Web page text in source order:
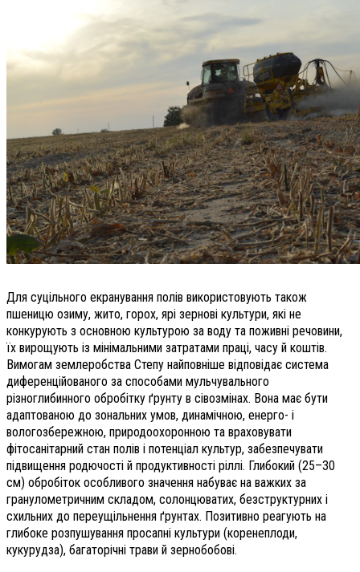
Для суцільного екранування полів використовують також
пшеницю озиму, жито, горох, ярі зернові культури, які не
конкурують з основною культурою за воду та поживні речовини,
їх вирощують із мінімальними затратами праці, часу й коштів.
Вимогам землеробства Степу найповніше відповідає система
диференційованого за способами мульчувального
різноглибинного обробітку ґрунту в сівозмінах. Вона має бути
адаптованою до зональних умов, динамічною, енерго- і
вологозбережною, природоохоронною та враховувати
фітосанітарний стан полів і потенціал культур, забезпечувати
підвищення родючості й продуктивності ріллі. Глибокий (25–30
см) обробіток особливого значення набуває на важких за
гранулометричним складом, солонцюватих, безструктурних і
схильних до переущільнення ґрунтах. Позитивно реагують на
глибоке розпушування просапні культури (коренеплоди,
кукурудза), багаторічні трави й зернобобові.